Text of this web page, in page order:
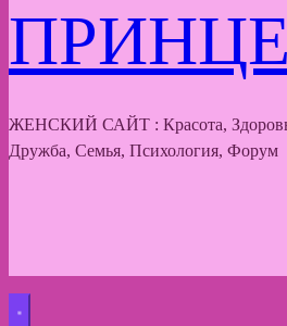
ЖЕНСКИЙ САЙТ : Красота,
Дружба, Семья, Психология, Форум